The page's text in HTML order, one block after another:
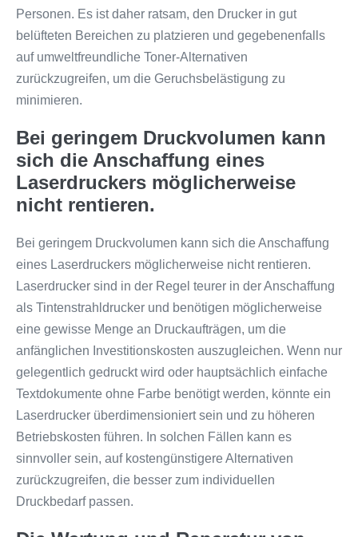
Personen. Es ist daher ratsam, den Drucker in gut
belüfteten Bereichen zu platzieren und gegebenenfalls
auf umweltfreundliche Toner-Alternativen
zurückzugreifen, um die Geruchsbelästigung zu
minimieren.
Bei geringem Druckvolumen kann
sich die Anschaffung eines
Laserdruckers möglicherweise
nicht rentieren.
Bei geringem Druckvolumen kann sich die Anschaffung
eines Laserdruckers möglicherweise nicht rentieren.
Laserdrucker sind in der Regel teurer in der Anschaffung
als Tintenstrahldrucker und benötigen möglicherweise
eine gewisse Menge an Druckaufträgen, um die
anfänglichen Investitionskosten auszugleichen. Wenn nur
gelegentlich gedruckt wird oder hauptsächlich einfache
Textdokumente ohne Farbe benötigt werden, könnte ein
Laserdrucker überdimensioniert sein und zu höheren
Betriebskosten führen. In solchen Fällen kann es
sinnvoller sein, auf kostengünstigere Alternativen
zurückzugreifen, die besser zum individuellen
Druckbedarf passen.